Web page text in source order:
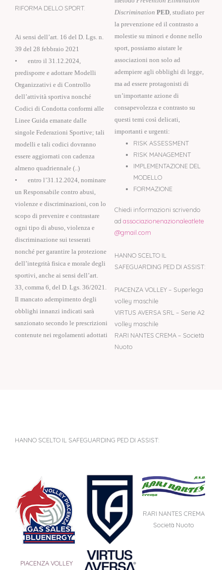
RIFORMA DELLO SPORT.
Ai sensi dell’art. 16 del D. Lgs. n.
39 del 28 febbraio 2021
• entro il 31.12.2024,
predisporre e adottare Modelli
Organizzativi e di Controllo
dell’attività sportiva nonché
Codici di Condotta conformi alle
Linee Guida emanate dalle
singole Federazioni Sportive; tali
modelli e tali codici dovranno
essere aggiornati con cadenza
almeno quadriennale (..)
• entro l’31.12.2024, nominare
un Responsabile contro abusi,
violenze e discriminazioni, con lo
scopo di prevenire e contrastare
ogni tipo di abuso, violenza e
discriminazione sui tesserati
nonché per garantire la protezione
dell’integrità fisica e morale degli
sportivi, anche ai sensi dell’art.
33, comma 6, del D. Lgs. 36/2021.
Il mancato adempimento degli
obblighi innanzi indicati sarà
sanzionato secondo le prescrizioni
contenute nei regolamenti adottati
Discrimination PED, studiato per
la prevenzione ed il contrasto a
molestie su minori e donne nello
sport, possiamo aiutare le
associazioni non solo ad
adempiere agli obblighi di legge,
ma ad essere protagonisti di
un’importante azione di
consapevolezza e contrasto su
questi temi così delicati,
importanti e urgenti:
RISK ASSESSMENT
RISK MANAGEMENT
IMPLEMENTAZIONE DEL
MODELLO
FORMAZIONE
Chiedi informazioni scrivendo
ad associazionenazionaleatlete
@gmail.com
HANNO SCELTO IL
SAFEGUARDING PED DI ASSIST:
PIACENZA VOLLEY – Superlega
volley maschile
VIRTUS AVERSA SRL – Serie A2
volley maschile
RARI NANTES CREMA – Società
Nuoto
HANNO SCELTO IL SAFEGUARDING PED DI ASSIST:
PIACENZA VOLLEY
RARI NANTES CREMA
Società Nuoto